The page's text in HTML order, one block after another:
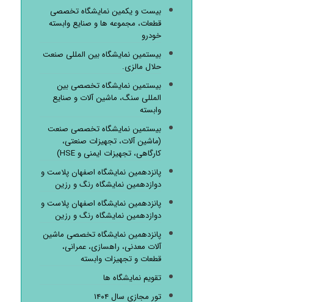
بیست و یکمین نمایشگاه تخصصی
قطعات، مجموعه ها و صنایع وابسته
خودرو
بیستمین نمایشگاه بین المللی صنعت
حلال مالزی.
بیستمین نمایشگاه تخصصی بین
المللی سنگ، ماشین آلات و صنایع
وابسته
بیستمین نمایشگاه تخصصی صنعت
(ماشین آلات، تجهیزات صنعتی،
کارگاهی، تجهیزات ایمنی و HSE)
پانزدهمین نمایشگاه اصفهان پلاست و
دوازدهمین نمایشگاه رنگ و رزین
پانزدهمین نمایشگاه اصفهان پلاست و
دوازدهمین نمایشگاه رنگ و رزین
پانزدهمین نمایشگاه تخصصی ماشین
آلات معدنی، راهسازی، عمرانی،
قطعات و تجهیزات وابسته
تقویم نمایشگاه ها
تور مجازی سال ۱۴۰۴